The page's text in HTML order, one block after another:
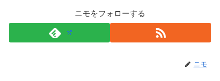
ニモをフォローする
ニモ